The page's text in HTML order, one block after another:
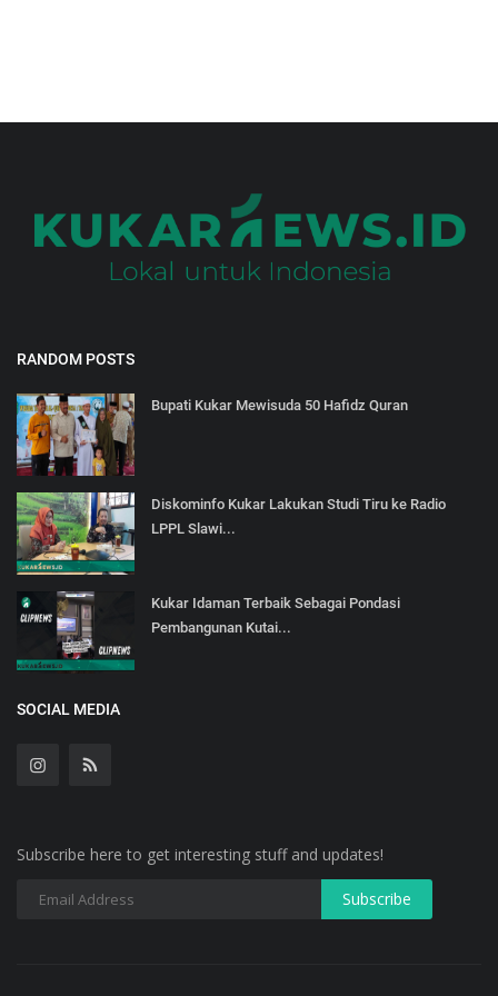
RANDOM POSTS
Bupati Kukar Mewisuda 50 Hafidz Quran
Diskominfo Kukar Lakukan Studi Tiru ke Radio
LPPL Slawi...
Kukar Idaman Terbaik Sebagai Pondasi
Pembangunan Kutai...
SOCIAL MEDIA
Subscribe here to get interesting stuff and updates!